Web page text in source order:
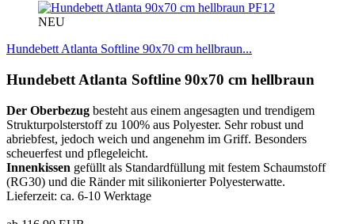
PF12
NEU
Hundebett Atlanta Softline 90x70 cm hellbraun...
Hundebett Atlanta Softline 90x70 cm hellbraun
Der Oberbezug besteht aus einem angesagten und trendigem
Strukturpolsterstoff zu 100% aus Polyester. Sehr robust und
abriebfest, jedoch weich und angenehm im Griff. Besonders
scheuerfest und pflegeleicht.
Innenkissen gefüllt als Standardfüllung mit festem Schaumstoff
(RG30) und die Ränder mit silikonierter Polyesterwatte.
Lieferzeit: ca. 6-10 Werktage